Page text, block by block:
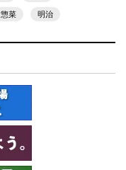
惣菜 明治